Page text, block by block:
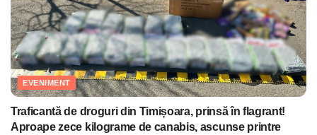
EVENIMENT
Traficantă de droguri din Timișoara, prinsă în flagrant!
Aproape zece kilograme de canabis, ascunse printre